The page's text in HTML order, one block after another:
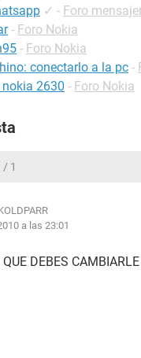
✓ - Foro
- Foro Nokia
- Foro Nokia
conectarlo a la pc -
2630 - Foro Nokia
/ 1
a las 23:01
QUE DEBES